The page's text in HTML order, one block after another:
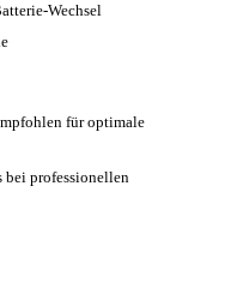
Wechsel
für optimale
bei professionellen